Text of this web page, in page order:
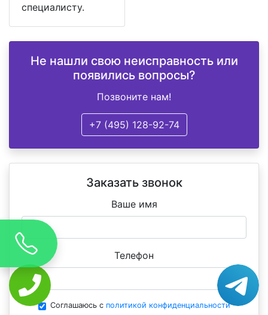
специалисту.
Не нашли свою неисправность или
появились вопросы?
Позвоните нам!
+7 (495) 128-92-74
Заказать звонок
Ваше имя
Телефон
Соглашаюсь с политикой конфиденциальности